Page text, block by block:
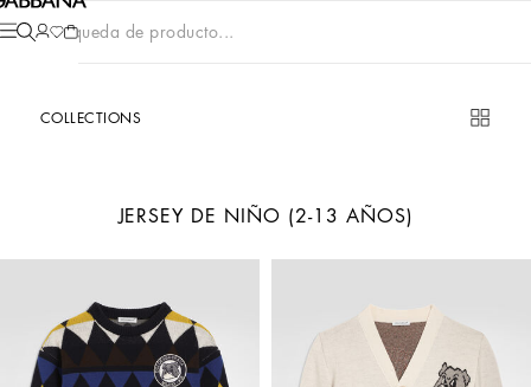
Búsqueda de producto...
COLLECTIONS
JERSEY DE NIÑO (2-13 AÑOS)